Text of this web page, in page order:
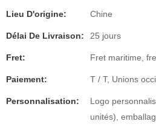
Lieu D'origine: Chine
Délai De Livraison: 25 jours
Fret: Fret maritime,
Paiement: T / T, Unions
Personnalisation:
Logo
unités),